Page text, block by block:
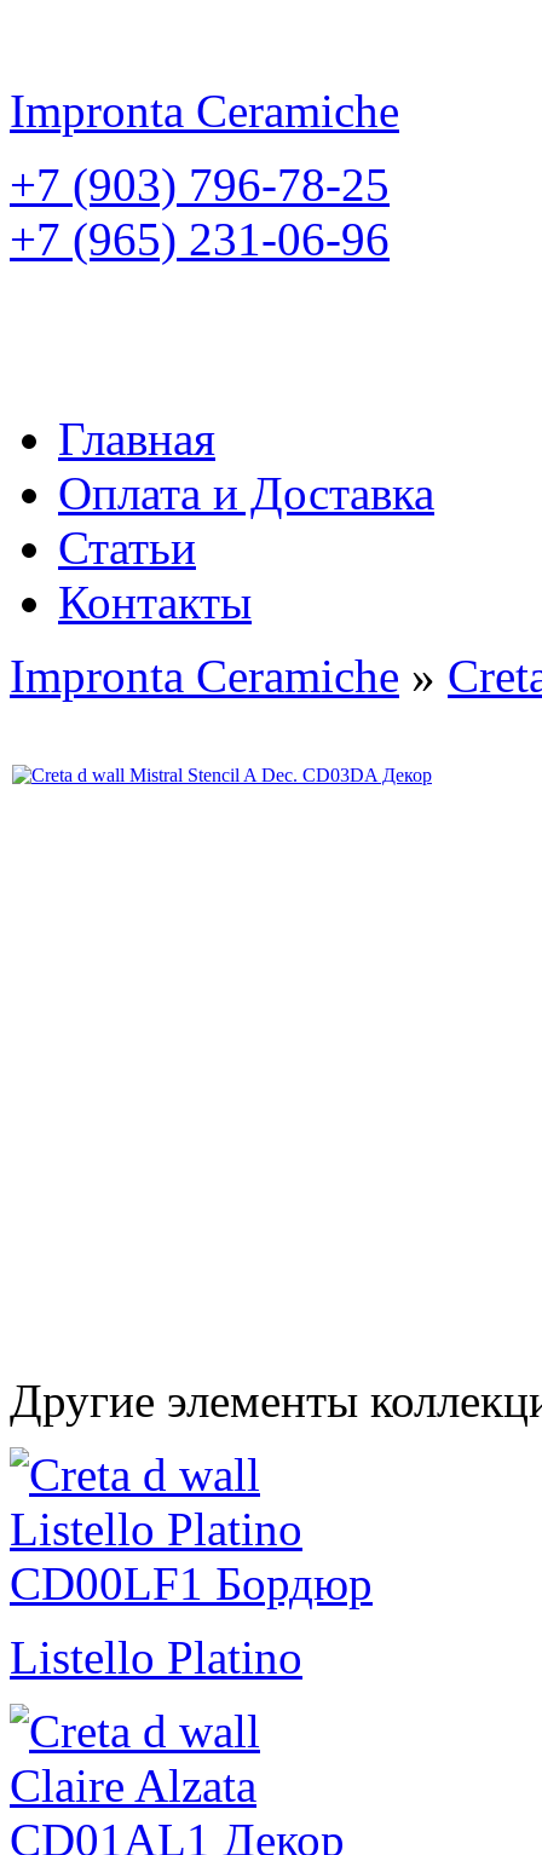
Impronta Ceramiche
+7 (903) 796-78-25
+7 (965) 231-06-96
Главная
Оплата и Доставка
Статьи
Контакты
Impronta Ceramiche »
Другие элементы
Listello Platino